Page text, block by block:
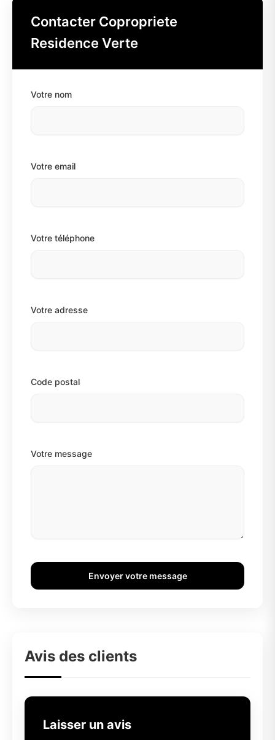
Contacter Copropriete
Residence Verte
Votre nom
Votre email
Votre téléphone
Votre adresse
Code postal
Votre message
Envoyer votre message
Avis des clients
Laisser un avis